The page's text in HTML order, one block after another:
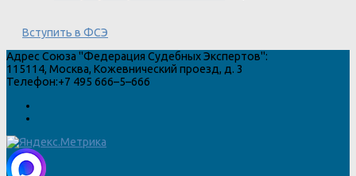
Вступить в ФСЭ
Адрес Союза "Федерация Судебных Экспертов":
115114, Москва, Кожевнический проезд, д. 3
Телефон:+7 495 666–5–666